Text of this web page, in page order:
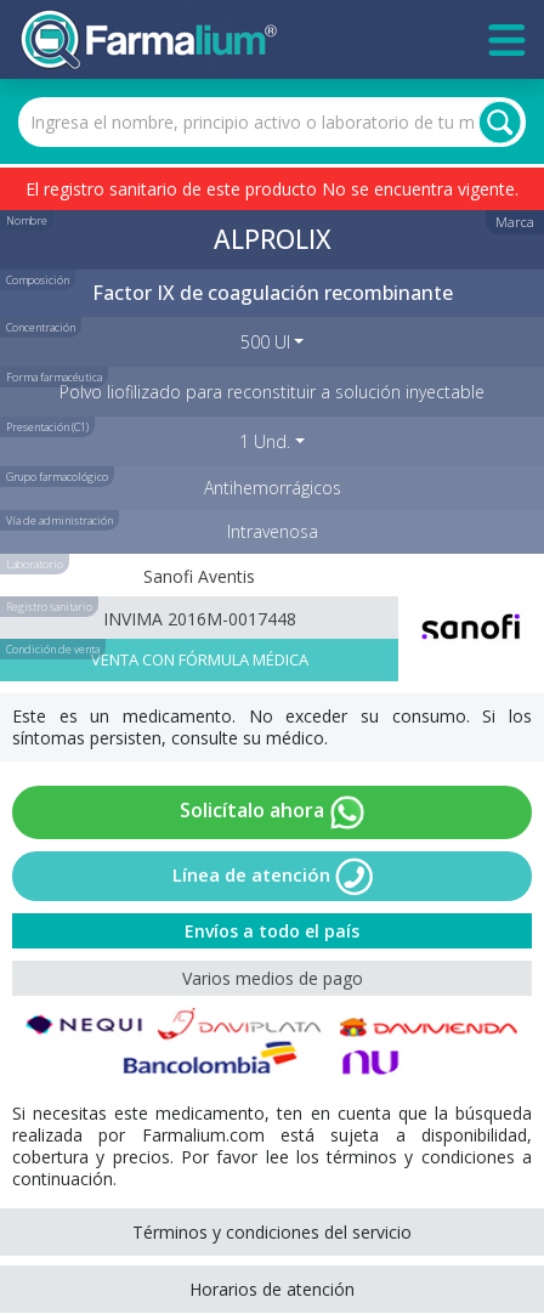
El registro sanitario de este producto No se encuentra vigente.
Nombre Marca
ALPROLIX
Composición Factor IX de coagulación recombinante
Concentración
500 UI
Forma farmacéutica
Polvo liofilizado para reconstituir a solución inyectable
Presentación (C1)
1 Und.
Grupo farmacológico Antihemorrágicos
Vía de administración Intravenosa
Laboratorio
Sanofi Aventis
Registro sanitario
INVIMA 2016M-0017448
Condición de ventaVENTA CON FÓRMULA MÉDICA
Este es un medicamento. No exceder su consumo. Si los
síntomas persisten, consulte su médico.
Solicítalo ahora
Línea de atención
Envíos a todo el país
Varios medios de pago
Si necesitas este medicamento, ten en cuenta que la búsqueda
realizada por Farmalium.com está sujeta a disponibilidad,
cobertura y precios. Por favor lee los términos y condiciones a
continuación.
Términos y condiciones del servicio
Horarios de atención